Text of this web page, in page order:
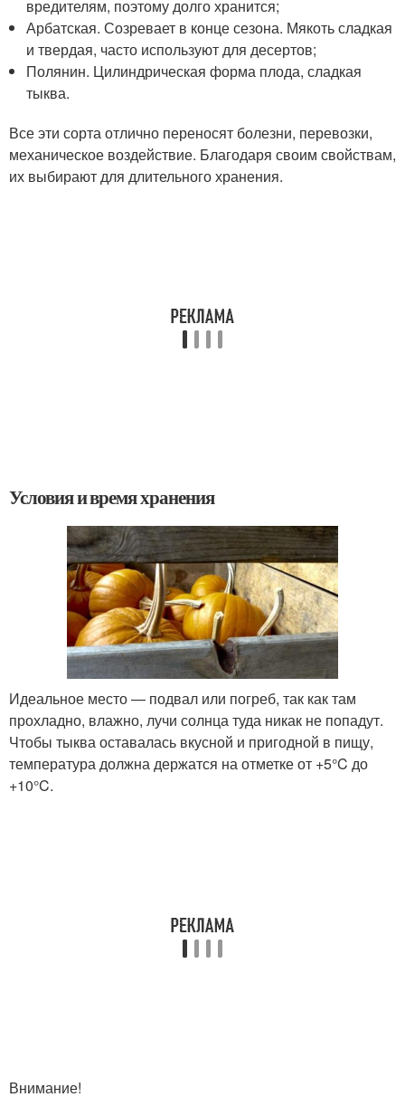
вредителям, поэтому долго хранится;
Арбатская. Созревает в конце сезона. Мякоть сладкая
и твердая, часто используют для десертов;
Полянин. Цилиндрическая форма плода, сладкая
тыква.
Все эти сорта отлично переносят болезни, перевозки,
механическое воздействие. Благодаря своим свойствам,
их выбирают для длительного хранения.
Условия и время хранения
Идеальное место — подвал или погреб, так как там
прохладно, влажно, лучи солнца туда никак не попадут.
Чтобы тыква оставалась вкусной и пригодной в пищу,
температура должна держатся на отметке от +5°C до
+10°C.
Внимание!